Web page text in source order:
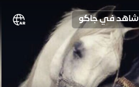
شاهد في جاكو